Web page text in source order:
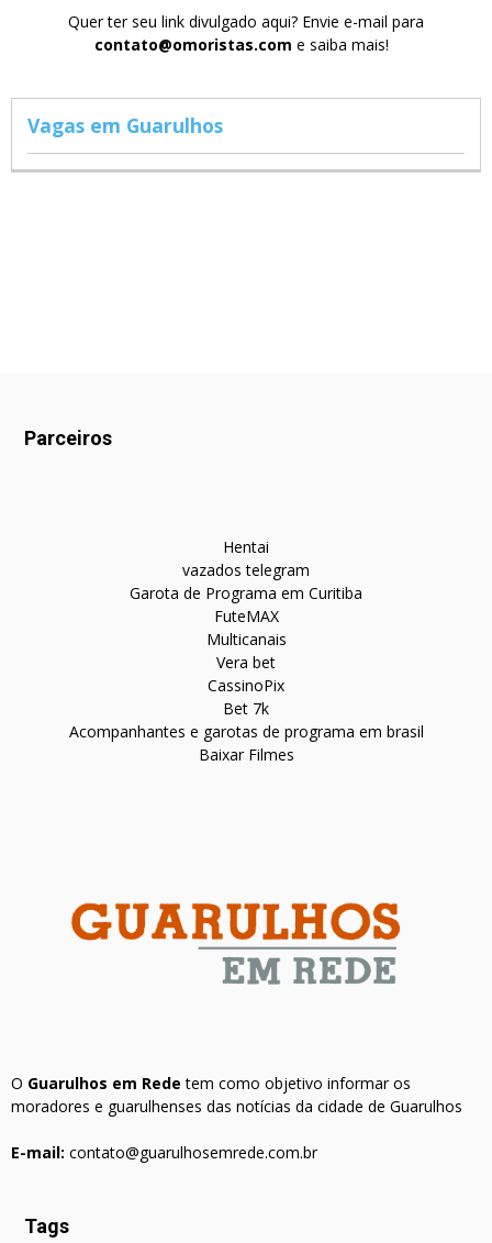
Quer ter seu link divulgado aqui? Envie e-mail para
contato@omoristas.com e saiba mais!
Vagas em Guarulhos
Parceiros
Hentai
vazados telegram
Garota de Programa em Curitiba
FuteMAX
Multicanais
Vera bet
CassinoPix
Bet 7k
Acompanhantes e garotas de programa em brasil
Baixar Filmes
O Guarulhos em Rede tem como objetivo informar os
moradores e guarulhenses das notícias da cidade de Guarulhos
E-mail: contato@guarulhosemrede.com.br
Tags